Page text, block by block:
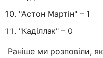
"Астон Мартін" – 1
"Каділлак" – 0
Раніше ми розповіли, як